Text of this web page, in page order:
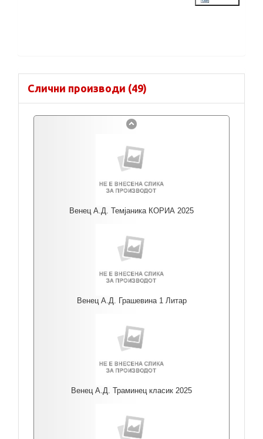
Слични производи (49)
Венец А.Д. Темјаника КОРИА 2025
Венец А.Д. Грашевина 1 Литар
Венец А.Д. Траминец класик 2025